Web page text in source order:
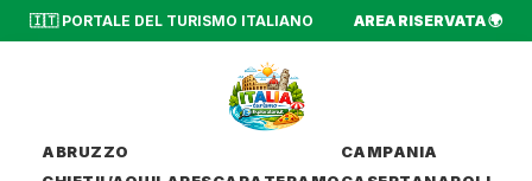
🇮🇹 PORTALE DEL TURISMO ITALIANO AREA RISERVATA 🌍
ABRUZZO
CAMPANIA